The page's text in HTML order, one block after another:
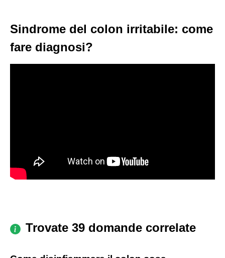
Sindrome del colon irritabile: come
fare diagnosi?
Trovate 39 domande correlate